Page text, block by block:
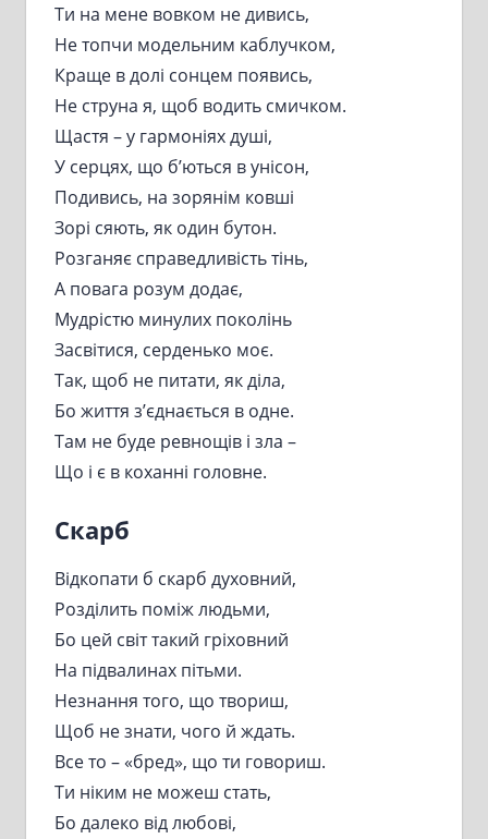
Ти на мене вовком не дивись,
Не топчи модельним каблучком,
Краще в долі сонцем появись,
Не струна я, щоб водить смичком.
Щастя – у гармоніях душі,
У серцях, що б’ються в унісон,
Подивись, на зорянім ковші
Зорі сяють, як один бутон.
Розганяє справедливість тінь,
А повага розум додає,
Мудрістю минулих поколінь
Засвітися, серденько моє.
Так, щоб не питати, як діла,
Бо життя з’єднається в одне.
Там не буде ревнощів і зла –
Що і є в коханні головне.
Скарб
Відкопати б скарб духовний,
Розділить поміж людьми,
Бо цей світ такий гріховний
На підвалинах пітьми.
Незнання того, що твориш,
Щоб не знати, чого й ждать.
Все то – «бред», що ти говориш.
Ти ніким не можеш стать,
Бо далеко від любові,